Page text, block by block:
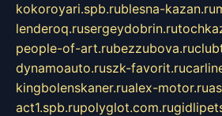
kokoroyari.spb.rublesna-kazan.ru
lenderoq.rusergeydobrin.ru
people-of-art.rubezzubova.ru
dynamoauto.ruszk-favorit.ru
kingbolenskaner.rualex-motor.ru
act1.spb.rupolyglot.com.ru